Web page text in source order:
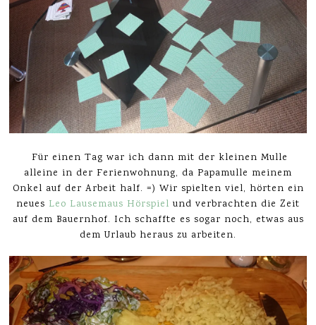
Für einen Tag war ich dann mit der kleinen Mulle
alleine in der Ferienwohnung, da Papamulle meinem
Onkel auf der Arbeit half. =) Wir spielten viel, hörten ein
neues Leo Lausemaus Hörspiel und verbrachten die Zeit
auf dem Bauernhof. Ich schaffte es sogar noch, etwas aus
dem Urlaub heraus zu arbeiten.